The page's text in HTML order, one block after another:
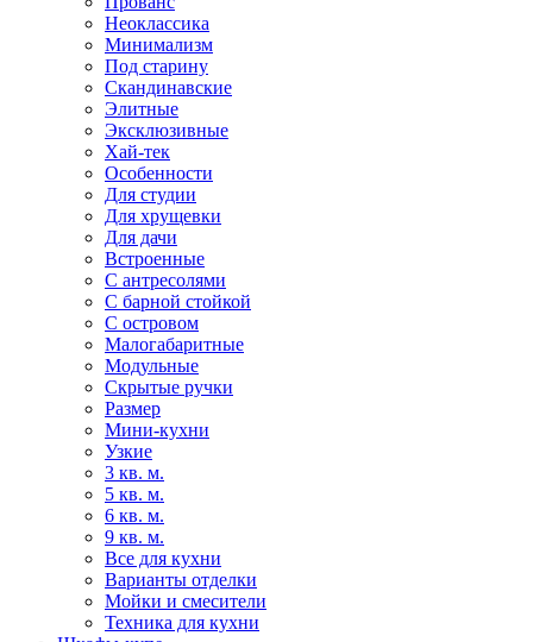
Неоклассика
Минимализм
Под старину
Скандинавские
Элитные
Эксклюзивные
Хай-тек
Особенности
Для студии
Для хрущевки
Для дачи
Встроенные
С антресолями
С барной стойкой
С островом
Малогабаритные
Модульные
Скрытые ручки
Размер
Мини-кухни
Узкие
3 кв. м.
5 кв. м.
6 кв. м.
9 кв. м.
Все для кухни
Варианты отделки
Мойки и смесители
Техника для кухни